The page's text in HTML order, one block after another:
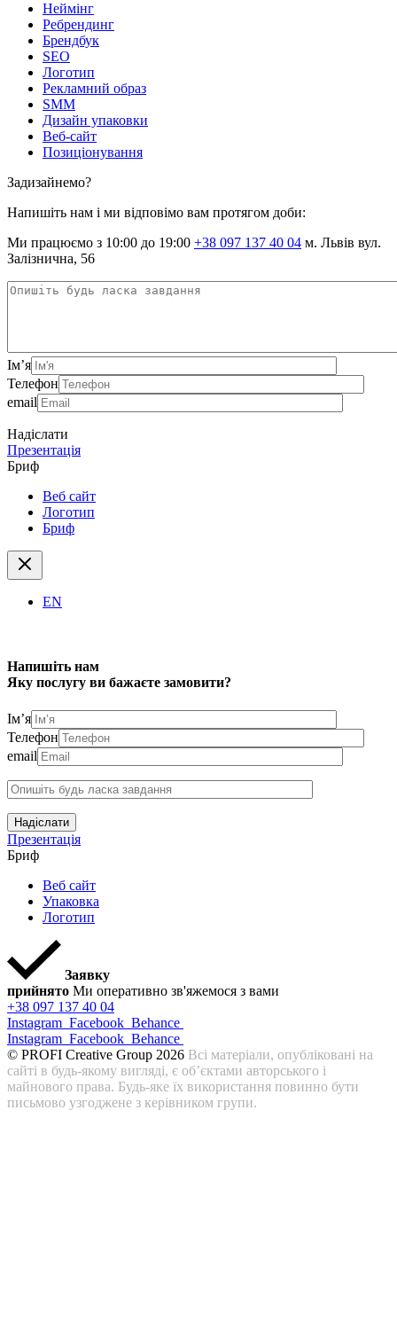
Неймінг
Ребрендинг
Брендбук
SEO
Логотип
Рекламний образ
SMM
Дизайн упаковки
Веб-сайт
Позиціонування
Задизайнемо?
Напишіть нам і ми відповімо вам протягом доби:
Ми працюємо з 10:00 до 19:00 +38 097 137 40 04 м. Львів вул.
Залізнична, 56
Ім’я
Телефон
email
Надіслати
Презентація
Бриф
Веб сайт
Логотип
Бриф
EN
Напишіть нам
Яку послугу ви бажаєте замовити?
Ім’я
Телефон
email
Надіслати
Презентація
Бриф
Веб сайт
Упаковка
Логотип
Заявку
прийнято Ми оперативно зв'яжемося з вами
+38 097 137 40 04
Instagram Facebook Behance
Instagram Facebook Behance
© PROFI Creative Group 2026 Всі матеріали, опубліковані на
сайті в будь-якому вигляді, є об’єктами авторського і
майнового права. Будь-яке їх використання повинно бути
письмово узгоджене з керівником групи.